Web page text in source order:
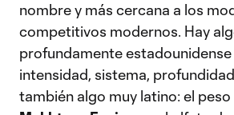
nombre y más cercana a los
competitivos modernos. Hay
profundamente
intensidad, sistema,
también algo muy latino: el